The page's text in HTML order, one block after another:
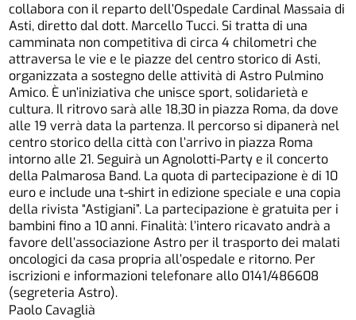
collabora con il reparto dell’Ospedale Cardinal Massaia di
Asti, diretto dal dott. Marcello Tucci. Si tratta di una
camminata non competitiva di circa 4 chilometri che
attraversa le vie e le piazze del centro storico di Asti,
organizzata a sostegno delle attività di Astro Pulmino
Amico. È un’iniziativa che unisce sport, solidarietà e
cultura. Il ritrovo sarà alle 18,30 in piazza Roma, da dove
alle 19 verrà data la partenza. Il percorso si dipanerà nel
centro storico della città con l’arrivo in piazza Roma
intorno alle 21. Seguirà un Agnolotti-Party e il concerto
della Palmarosa Band. La quota di partecipazione è di 10
euro e include una t-shirt in edizione speciale e una copia
della rivista “Astigiani”. La partecipazione è gratuita per i
bambini fino a 10 anni. Finalità: l’intero ricavato andrà a
favore dell’associazione Astro per il trasporto dei malati
oncologici da casa propria all’ospedale e ritorno. Per
iscrizioni e informazioni telefonare allo 0141/486608
(segreteria Astro).
Paolo Cavaglià